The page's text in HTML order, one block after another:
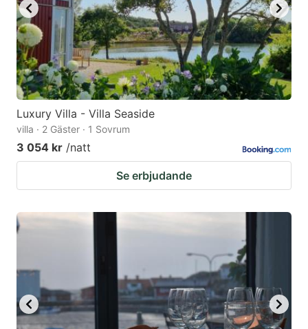
Luxury Villa - Villa Seaside
villa · 2 Gäster · 1 Sovrum
3 054 kr /natt
Se erbjudande